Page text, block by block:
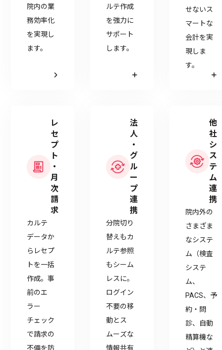
院内の業
務効率化
を実現し
ます。
ルテ作成
を強力に
サポート
します。
せないス
マートな
会計を実
現しま
す。
レ
セ
プ
ト
・
月
次
請
求
カルテ
データか
らレセプ
トを一括
作成。事
前のエ
ラー
チェック
で請求の
不備を防
法
人
・
グ
ル
ー
プ
連
携
分院切り
替えもカ
ルテ参照
もシーム
レスに。
ログイン
不要の移
動とス
ムーズな
情報共有
他
社
シ
ス
テ
ム
連
携
院内外の
さまざま
なシステ
ム（検査
システ
ム、
PACS、予
約・問
診、自動
精算機な